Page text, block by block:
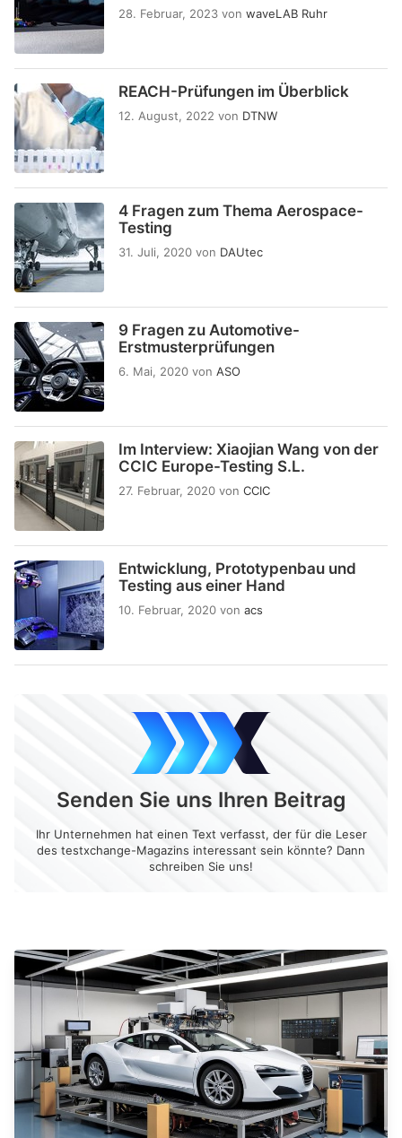
28. Februar, 2023 von waveLAB Ruhr
REACH-Prüfungen im Überblick
12. August, 2022 von DTNW
4 Fragen zum Thema Aerospace-
Testing
31. Juli, 2020 von DAUtec
9 Fragen zu Automotive-
Erstmusterprüfungen
6. Mai, 2020 von ASO
Im Interview: Xiaojian Wang von der
CCIC Europe-Testing S.L.
27. Februar, 2020 von CCIC
Entwicklung, Prototypenbau und
Testing aus einer Hand
10. Februar, 2020 von acs
Senden Sie uns Ihren Beitrag
Ihr Unternehmen hat einen Text verfasst, der für die Leser
des testxchange-Magazins interessant sein könnte? Dann
schreiben Sie uns!